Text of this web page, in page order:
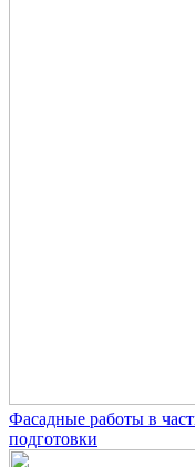
Фасадные работы в
подготовки